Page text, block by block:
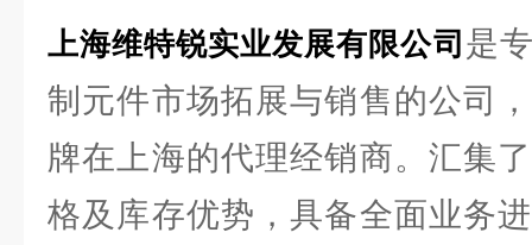
上海维特锐实业发展有限公司 是
制元件市场拓展与销售的公司
牌在上海的代理经销商。汇集
格及库存优势，具备全面业务